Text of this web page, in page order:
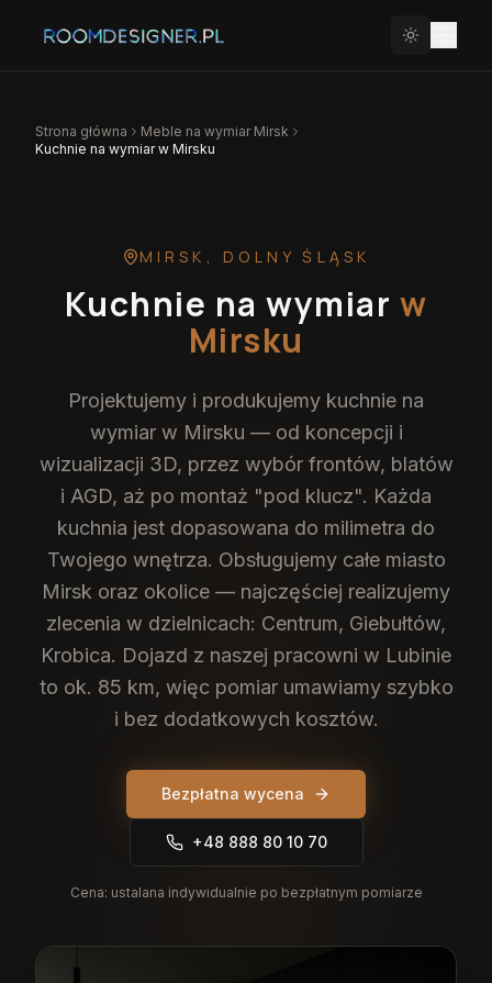
Strona główna Meble na wymiar Mirsk
Kuchnie na wymiar w Mirsku
MIRSK , DOLNY ŚLĄSK
Kuchnie na wymiar w
Mirsku
Projektujemy i produkujemy kuchnie na
wymiar w Mirsku — od koncepcji i
wizualizacji 3D, przez wybór frontów, blatów
i AGD, aż po montaż "pod klucz". Każda
kuchnia jest dopasowana do milimetra do
Twojego wnętrza. Obsługujemy całe miasto
Mirsk oraz okolice — najczęściej realizujemy
zlecenia w dzielnicach: Centrum, Giebułtów,
Krobica. Dojazd z naszej pracowni w Lubinie
to ok. 85 km, więc pomiar umawiamy szybko
i bez dodatkowych kosztów.
Bezpłatna wycena
+48 888 80 10 70
Cena: ustalana indywidualnie po bezpłatnym pomiarze